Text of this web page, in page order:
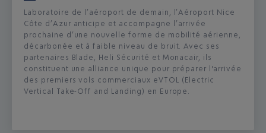
Laboratoire de l’aéroport de demain, l’Aéroport Nice
Côte d’Azur anticipe et accompagne l’arrivée
prochaine d’une nouvelle forme de mobilité aérienne,
décarbonée et à faible niveau de bruit. Avec ses
partenaires Blade, Heli Sécurité et Monacair, ils
constituent une alliance unique pour préparer l'arrivée
des premiers vols commerciaux eVTOL (Electric
Vertical Take-Off and Landing) en Europe.